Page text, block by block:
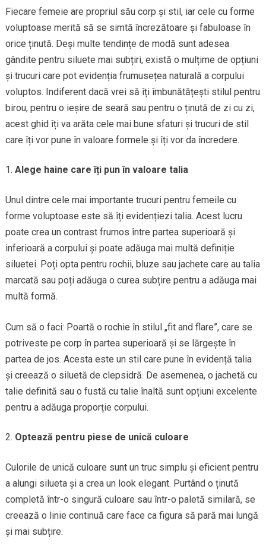
Fiecare femeie are propriul său corp și stil, iar cele cu forme
voluptoase merită să se simtă încrezătoare și fabuloase în
orice ținută. Deși multe tendințe de modă sunt adesea
gândite pentru siluete mai subțiri, există o mulțime de opțiuni
și trucuri care pot evidenția frumusețea naturală a corpului
voluptos. Indiferent dacă vrei să îți îmbunătățești stilul pentru
birou, pentru o ieșire de seară sau pentru o ținută de zi cu zi,
acest ghid îți va arăta cele mai bune sfaturi și trucuri de stil
care îți vor pune în valoare formele și îți vor da încredere.
Alege haine care îți pun în valoare talia
Unul dintre cele mai importante trucuri pentru femeile cu
forme voluptoase este să îți evidențiezi talia. Acest lucru
poate crea un contrast frumos între partea superioară și
inferioară a corpului și poate adăuga mai multă definiție
siluetei. Poți opta pentru rochii, bluze sau jachete care au talia
marcată sau poți adăuga o curea subțire pentru a adăuga mai
multă formă.
Cum să o faci: Poartă o rochie în stilul „fit and flare”, care se
potriveste pe corp în partea superioară și se lărgește în
partea de jos. Acesta este un stil care pune în evidență talia
și creează o siluetă de clepsidră. De asemenea, o jachetă cu
talie definită sau o fustă cu talie înaltă sunt opțiuni excelente
pentru a adăuga proporție corpului.
Optează pentru piese de unică culoare
Culorile de unică culoare sunt un truc simplu și eficient pentru
a alungi silueta și a crea un look elegant. Purtând o ținută
completă într-o singură culoare sau într-o paletă similară, se
creează o linie continuă care face ca figura să pară mai lungă
și mai subțire.